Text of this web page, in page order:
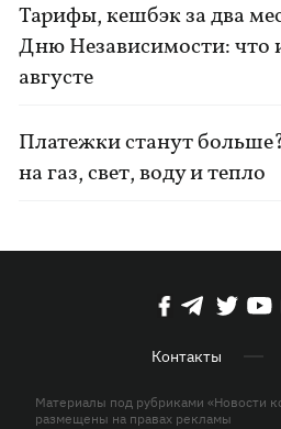
Тарифы, кешбэк за два
Дню Независимости: что
августе
Платежки станут
на газ, свет, воду и тепло
Контакты
Материалы под рубриками «Новости
размещены на правах рекламы